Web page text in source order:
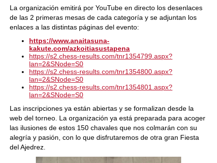
La organización emitirá por YouTube en directo los desenlaces
de las 2 primeras mesas de cada categoría y se adjuntan los
enlaces a las distintas páginas del evento:
https://www.anaitasuna-
kakute.com/azkoitiasustapena
https://s2.chess-results.com/tnr1354799.aspx?
lan=2&SNode=S0
https://s2.chess-results.com/tnr1354800.aspx?
lan=2&SNode=S0
https://s2.chess-results.com/tnr1354801.aspx?
lan=2&SNode=S0
Las inscripciones ya están abiertas y se formalizan desde la
web del torneo. La organización ya está preparada para acoger
las ilusiones de estos 150 chavales que nos colmarán con su
alegría y pasión, con lo que disfrutaremos de otra gran Fiesta
del Ajedrez.